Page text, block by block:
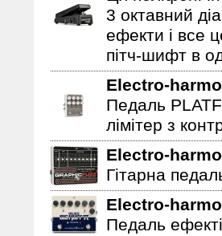
3 октавний
ефекти і все
пітч-шифт в
Electro-
Педаль
лімітер з
Electro-
Гітарна
Electro-
Педаль